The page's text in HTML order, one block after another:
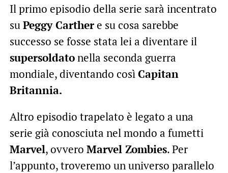
Il primo episodio della serie sarà incentrato
suPeggy Carthere su cosa sarebbe
successo se fosse stata lei a diventare il
supersoldatonella seconda guerra
mondiale, diventando cosìCapitan
Britannia.
Altro episodio trapelato è legato a una
serie già conosciuta nel mondo a fumetti
Marvel, ovvero Marvel Zombies. Per
l’appunto, troveremo un universo parallelo